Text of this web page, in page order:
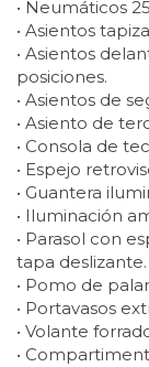
• Neumáticos
• Asientos
• Asientos
posiciones.
• Asientos de
• Asiento de
• Consola de
• Espejo
• Guantera
• Iluminación
• Parasol con
tapa deslizante.
• Pomo de
• Portavasos
• Volante
•